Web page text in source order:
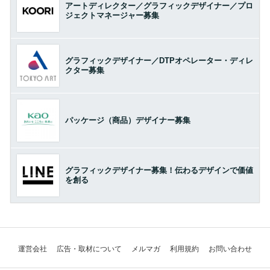
アートディレクター／グラフィックデザイナー／プロ
ジェクトマネージャー募集
グラフィックデザイナー／DTPオペレーター・ディレ
クター募集
パッケージ（商品）デザイナー募集
グラフィックデザイナー募集！伝わるデザインで価値
を創る
運営会社 広告・取材について メルマガ 利用規約 お問い合わせ